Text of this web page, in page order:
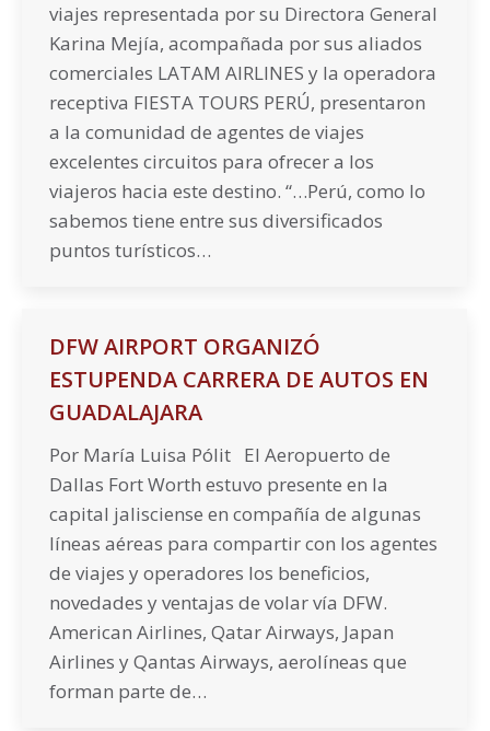
viajes representada por su Directora General
Karina Mejía, acompañada por sus aliados
comerciales LATAM AIRLINES y la operadora
receptiva FIESTA TOURS PERÚ, presentaron
a la comunidad de agentes de viajes
excelentes circuitos para ofrecer a los
viajeros hacia este destino. “…Perú, como lo
sabemos tiene entre sus diversificados
puntos turísticos…
DFW AIRPORT ORGANIZÓ
ESTUPENDA CARRERA DE AUTOS EN
GUADALAJARA
Por María Luisa Pólit El Aeropuerto de
Dallas Fort Worth estuvo presente en la
capital jalisciense en compañía de algunas
líneas aéreas para compartir con los agentes
de viajes y operadores los beneficios,
novedades y ventajas de volar vía DFW.
American Airlines, Qatar Airways, Japan
Airlines y Qantas Airways, aerolíneas que
forman parte de…